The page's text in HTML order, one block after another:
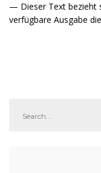
— Dieser Text bezieht
verfügbare Ausgabe